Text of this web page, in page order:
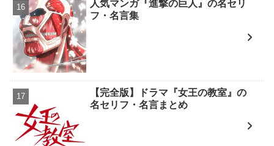
人気マンガ『進撃の巨人』の名セリ
フ・名言集
【完全版】ドラマ『女王の教室』の
名セリフ・名言まとめ